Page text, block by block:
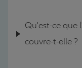
Qu'est-ce que
couvre-t-elle ?